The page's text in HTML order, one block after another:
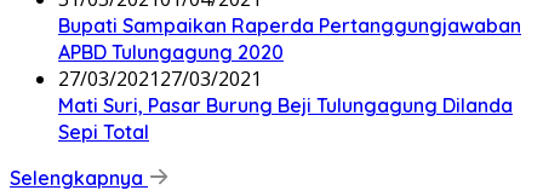
Bupati Sampaikan Raperda Pertanggungjawaban
APBD Tulungagung 2020
27/03/202127/03/2021
Mati Suri, Pasar Burung Beji Tulungagung Dilanda
Sepi Total
Selengkapnya